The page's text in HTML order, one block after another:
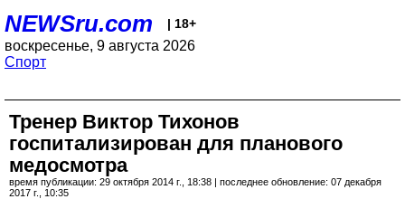
NEWSru.com | 18+
воскресенье, 9 августа 2026
Спорт
Тренер Виктор Тихонов
госпитализирован для планового
медосмотра
время публикации: 29 октября 2014 г., 18:38 | последнее обновление: 07 декабря
2017 г., 10:35